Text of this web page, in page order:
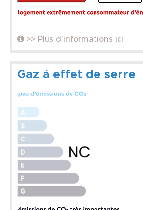
>> Plus d'informations ici
Gaz à effet de serre